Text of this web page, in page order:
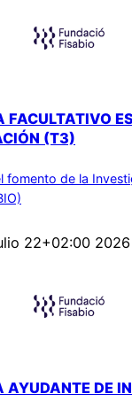
(T3)
fomento de la
22+02:00 2026
DE